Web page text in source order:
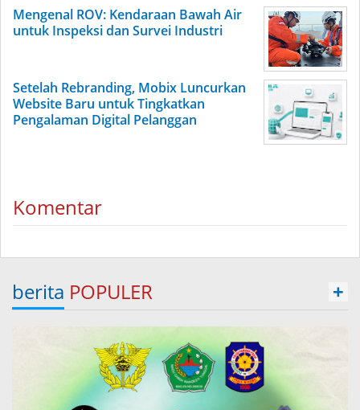
Mengenal ROV: Kendaraan Bawah Air
untuk Inspeksi dan Survei Industri
Setelah Rebranding, Mobix Luncurkan
Website Baru untuk Tingkatkan
Pengalaman Digital Pelanggan
Komentar
berita POPULER +